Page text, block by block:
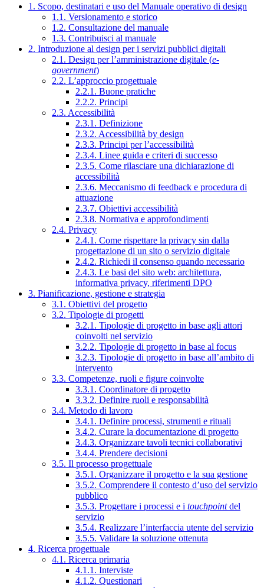
1. Scopo, destinatari e uso del Manuale operativo di design
1.1. Versionamento e storico
1.2. Consultazione del manuale
1.3. Contribuisci al manuale
2. Introduzione al design per i servizi pubblici digitali
2.1. Design per l’amministrazione digitale (e-
government)
2.2. L’approccio progettuale
2.2.1. Buone pratiche
2.2.2. Principi
2.3. Accessibilità
2.3.1. Definizione
2.3.2. Accessibilità by design
2.3.3. Principi per l’accessibilità
2.3.4. Linee guida e criteri di successo
2.3.5. Come rilasciare una dichiarazione di
accessibilità
2.3.6. Meccanismo di feedback e procedura di
attuazione
2.3.7. Obiettivi accessibilità
2.3.8. Normativa e approfondimenti
2.4. Privacy
2.4.1. Come rispettare la privacy sin dalla
progettazione di un sito o servizio digitale
2.4.2. Richiedi il consenso quando necessario
2.4.3. Le basi del sito web: architettura,
informativa privacy, riferimenti DPO
3. Pianificazione, gestione e strategia
3.1. Obiettivi del progetto
3.2. Tipologie di progetti
3.2.1. Tipologie di progetto in base agli attori
coinvolti nel servizio
3.2.2. Tipologie di progetto in base al focus
3.2.3. Tipologie di progetto in base all’ambito di
intervento
3.3. Competenze, ruoli e figure coinvolte
3.3.1. Coordinatore di progetto
3.3.2. Definire ruoli e responsabilità
3.4. Metodo di lavoro
3.4.1. Definire processi, strumenti e rituali
3.4.2. Curare la documentazione di progetto
3.4.3. Organizzare tavoli tecnici collaborativi
3.4.4. Prendere decisioni
3.5. Il processo progettuale
3.5.1. Organizzare il progetto e la sua gestione
3.5.2. Comprendere il contesto d’uso del servizio
pubblico
3.5.3. Progettare i processi e i touchpointdel
servizio
3.5.4. Realizzare l’interfaccia utente del servizio
3.5.5. Validare la soluzione ottenuta
4. Ricerca progettuale
4.1. Ricerca primaria
4.1.1. Interviste
4.1.2. Questionari